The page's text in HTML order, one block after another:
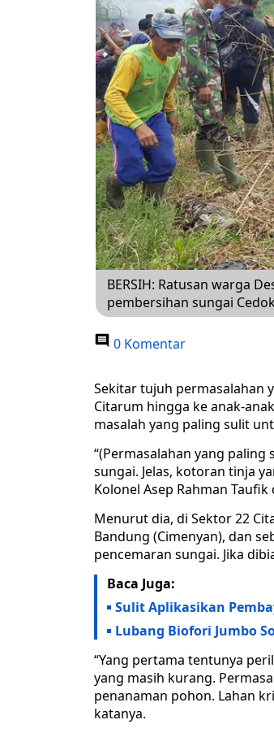
BERSIH: Ratusan warga
pembersihan sungai
0 Komentar
Sekitar tujuh permasalahan
Citarum hingga ke anak-
masalah yang paling sulit
“(Permasalahan yang
sungai. Jelas, kotoran tinja
Kolonel Asep Rahman Taufik
Menurut dia, di Sektor 22
Bandung (Cimenyan), dan
pencemaran sungai. Jika
Baca Juga:
Sulit Aplikasikan
Lubang Biofori Jumbo
“Yang pertama tentunya
yang masih kurang.
penanaman pohon. Lahan
katanya.